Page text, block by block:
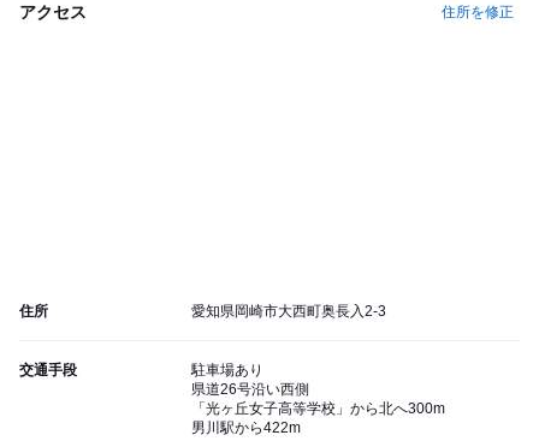
アクセス 住所を修正
住所 愛知県岡崎市大西町奥長入2-3
交通手段
駐車場あり
県道26号沿い西側
「光ヶ丘女子高等学校」から北へ300m
男川駅から422m